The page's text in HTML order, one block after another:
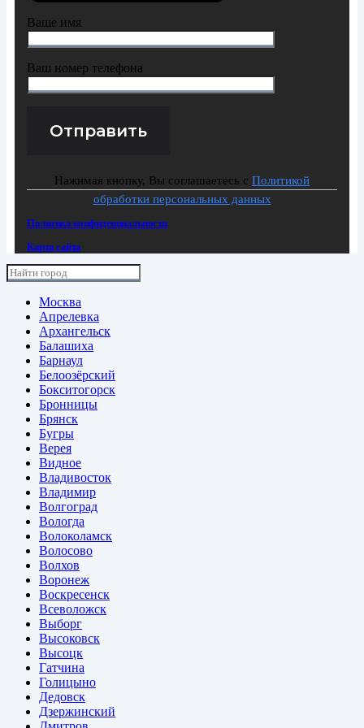
Ваше имя
Ваш номер телефона
Нажимая кнопку, Вы соглашаетесь с Политикой
обработки персональных данных
Политика конфиденциальности
Карта сайта
Москва
Апрелевка
Архангельск
Балашиха
Барнаул
Белоозёрский
Бокситогорск
Бронницы
Брянск
Бугры
Верея
Видное
Владивосток
Владимир
Волгоград
Вологда
Волоколамск
Волосово
Волхов
Воронеж
Воскресенск
Всеволожск
Выборг
Высоковск
Высоцк
Гатчина
Голицыно
Дедовск
Дзержинский